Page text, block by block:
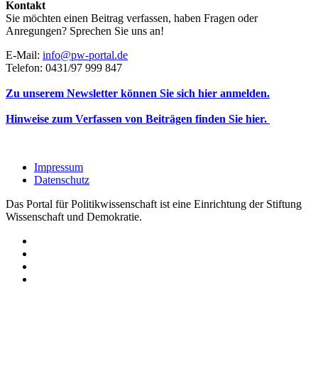
Kontakt
Sie möchten einen Beitrag verfassen, haben Fragen oder
Anregungen? Sprechen Sie uns an!
E-Mail: info@pw-portal.de
Telefon: 0431/97 999 847
Zu unserem Newsletter können Sie sich hier anmelden.
Hinweise zum Verfassen von Beiträgen finden Sie hier.
Impressum
Datenschutz
Das Portal für Politikwissenschaft ist eine Einrichtung der Stiftung
Wissenschaft und Demokratie.